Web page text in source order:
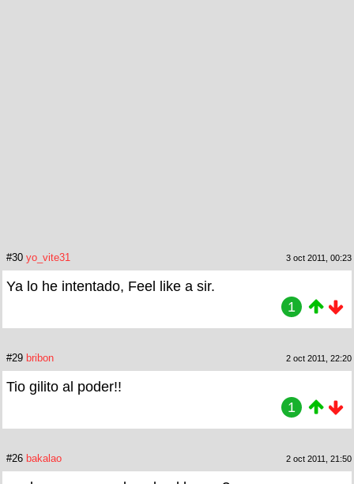
#30 yo_vite31 3 oct 2011, 00:23
Ya lo he intentado, Feel like a sir.
1
#29 bribon 2 oct 2011, 22:20
Tio gilito al poder!!
1
#26 bakalao 2 oct 2011, 21:50